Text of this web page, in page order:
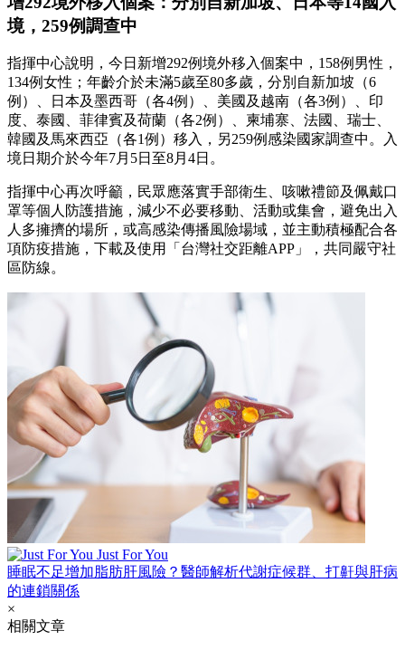
境，259例調查中
指揮中心說明，今日新增292例境外移入個案中，158例男性，
134例女性；年齡介於未滿5歲至80多歲，分別自新加坡（6
例）、日本及墨西哥（各4例）、美國及越南（各3例）、印
度、泰國、菲律賓及荷蘭（各2例）、柬埔寨、法國、瑞士、
韓國及馬來西亞（各1例）移入，另259例感染國家調查中。入
境日期介於今年7月5日至8月4日。
指揮中心再次呼籲，民眾應落實手部衛生、咳嗽禮節及佩戴口
罩等個人防護措施，減少不必要移動、活動或集會，避免出入
人多擁擠的場所，或高感染傳播風險場域，並主動積極配合各
項防疫措施，下載及使用「台灣社交距離APP」，共同嚴守社
區防線。
Just For You
睡眠不足增加脂肪肝風險？醫師解析代謝症候群、打鼾與肝病
的連鎖關係
×
相關文章